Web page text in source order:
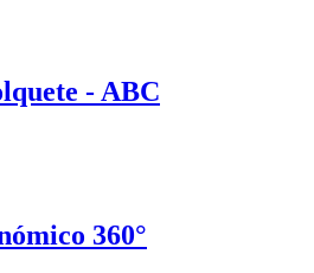
- ABC
360°